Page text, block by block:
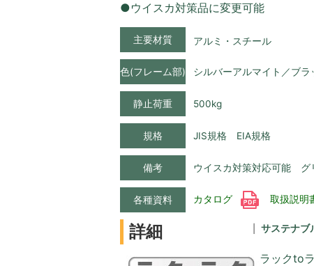
●ウイスカ対策品に変更可能
主要材質 アルミ・スチール
色(フレーム部) シルバーアルマイト／ブラ
静止荷重 500kg
規格 JIS規格 EIA規格
備考 ウイスカ対策対応可能 グ
各種資料 カタログ 取扱説明
詳細 サステナブ
ラックto